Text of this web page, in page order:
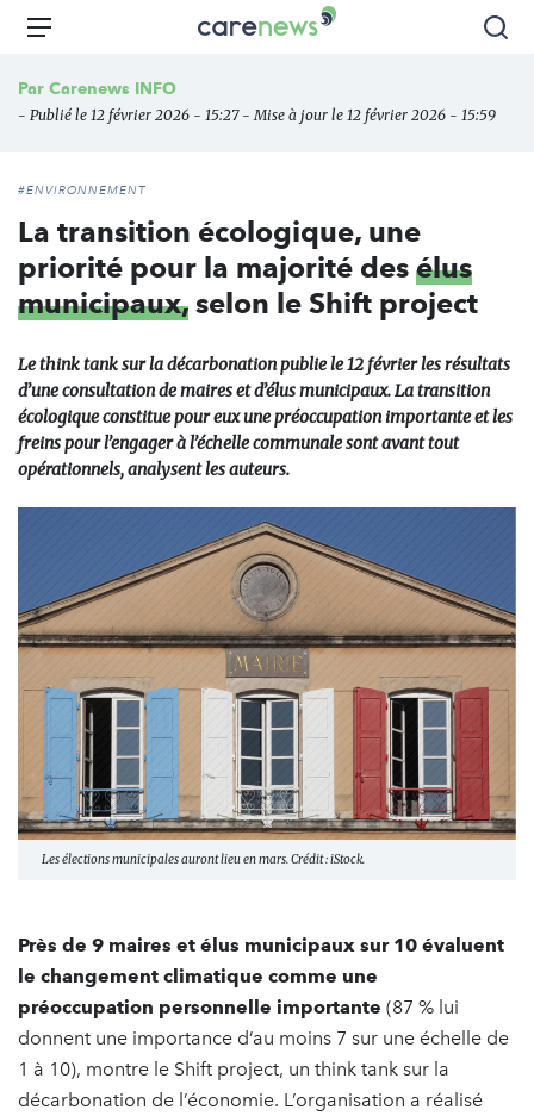
Aller
principal
Carenews,
des
Menu
Par Carenews INFO
- Publié le 12 février 2026 - 15:27 - Mise à jour le 12 février 2026 - 15:59
#ENVIRONNEMENT
La transition écologique, une
priorité pour la majorité des élus
municipaux, selon le Shift project
Le think tank sur la décarbonation publie le 12 février les résultats
d’une consultation de maires et d’élus municipaux. La transition
écologique constitue pour eux une préoccupation importante et les
freins pour l’engager à l’échelle communale sont avant tout
opérationnels, analysent les auteurs.
Les élections municipales auront lieu en mars. Crédit : iStock.
Près de 9 maires et élus municipaux sur 10 évaluent
le changement climatique comme une
préoccupation personnelle importante (87 % lui
donnent une importance d’au moins 7 sur une échelle de
1 à 10), montre le Shift project, un think tank sur la
décarbonation de l’économie. L’organisation a réalisé